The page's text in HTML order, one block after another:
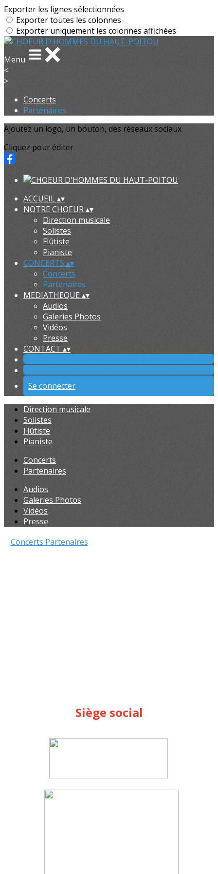
Exporter les lignes sélectionnées
Exporter toutes les colonnes
Exporter uniquement les colonnes affichées
Menu
<
>
Concerts
Partenaires
Ajoutez un logo, un bouton, des réseaux sociaux
Cliquez pour éditer
ACCUEIL▴▾
NOTRE CHOEUR▴▾
Direction musicale
Solistes
Flûtiste
Pianiste
CONCERTS ▴▾
Concerts
Partenaires
MEDIATHEQUE▴▾
Audios
Galeries Photos
Vidéos
Presse
CONTACT ▴▾
Se connecter
Direction musicale
Solistes
Flûtiste
Pianiste
Concerts
Partenaires
Audios
Galeries Photos
Vidéos
Presse
Concerts Partenaires
Siège social